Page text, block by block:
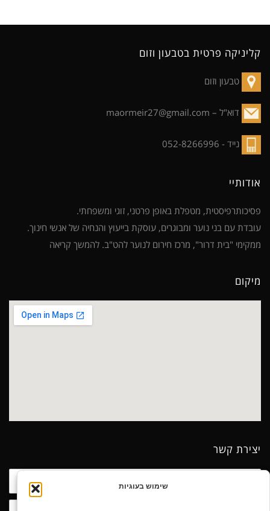
שימוש בעוגיות
קליניקה פרטית בטבעון וזום
טבעון וזום
דוא"ל – maormeir27@gmail.com
נייד - 052-8266996
אודותיי
פסיכותרפיסטית, מטפלת באופן פרטני, זוגי ומשפחתי.
עובדת עם בני נוער ומבוגרים, עוסקת בייעוץ והנחיה של אנשי חינוך.
ממקימי "בית דרור", מרכז חירום לנוער להט"ב. להמשך קריאה
מיקום
יצירת קשר
שם